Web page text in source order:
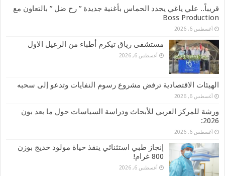
قريباً.. علي ياغي يجدد الحماس بأغنية جديدة ” رح ضل ” بالتعاون مع
Boss Production
أغسطس 6, 2026
مستشفى رياق تيكرم أطباء من الرعيل الاول
أغسطس 6, 2026
الهيئات الاقتصادية ترفض مشروع رسوم النفايات وتدعو إلى سحبه
أغسطس 6, 2026
ورشة للمركز العربي للأبحاث ودراسة السياسات حول ما بعد بون
2026:
أغسطس 6, 2026
إنجاز طبي استثنائي ينقذ حياة مولود خديج بوزن
800 غرام!
أغسطس 6, 2026